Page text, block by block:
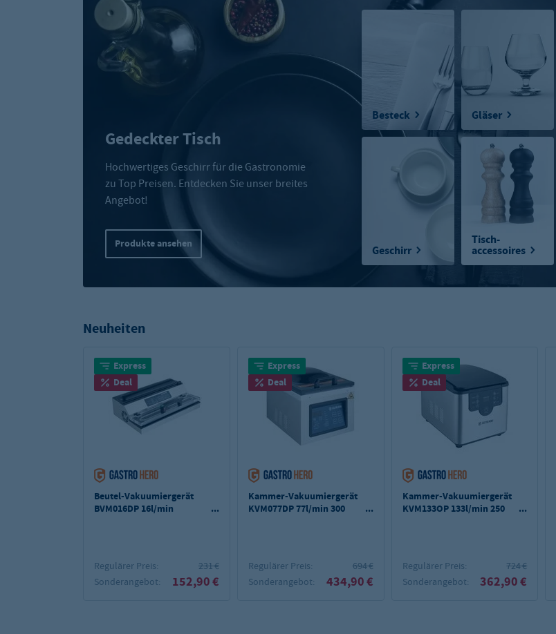
Gedeckter Tisch
Hochwertiges Geschirr für die Gastronomie
zu Top Preisen. Entdecken Sie unser breites
Angebot!
Produkte ansehen
Besteck Gläser
Geschirr
Tisch-
accessoires
Neuheiten
Express
Deal
Beutel-Vakuumiergerät
BVM016DP 16l/min
Regulärer Preis:
231 €
Sonderangebot:
152,90 €
Express
Deal
Kammer-Vakuumiergerät
KVM077DP 77l/min 300
Regulärer Preis:
694 €
Sonderangebot:
434,90 €
Express
Deal
Kammer-Vakuumiergerät
KVM133OP 133l/min 250
Regulärer Preis:
724 €
Sonderangebot:
362,90 €